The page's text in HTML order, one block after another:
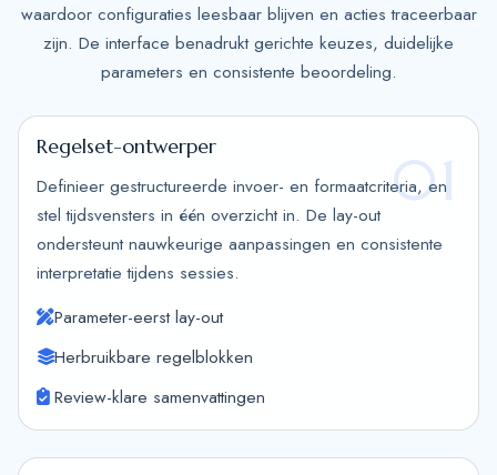
waardoor configuraties leesbaar blijven en acties traceerbaar
zijn. De interface benadrukt gerichte keuzes, duidelijke
parameters en consistente beoordeling.
01
Regelset-ontwerper
Definieer gestructureerde invoer- en formaatcriteria, en
stel tijdsvensters in één overzicht in. De lay-out
ondersteunt nauwkeurige aanpassingen en consistente
interpretatie tijdens sessies.
Parameter-eerst lay-out
Herbruikbare regelblokken
Review-klare samenvattingen